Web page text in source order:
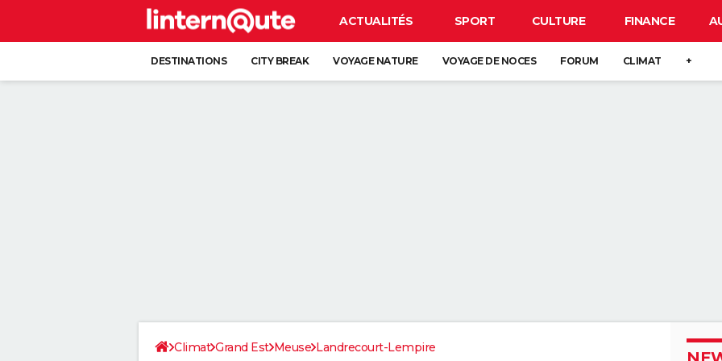
ACTUALITÉS SPORT CULTURE FINANCE
DESTINATIONS CITY BREAK VOYAGE NATURE VOYAGE DE NOCES FORUM CLIMAT +
Climat Grand Est Meuse Landrecourt-Lempire